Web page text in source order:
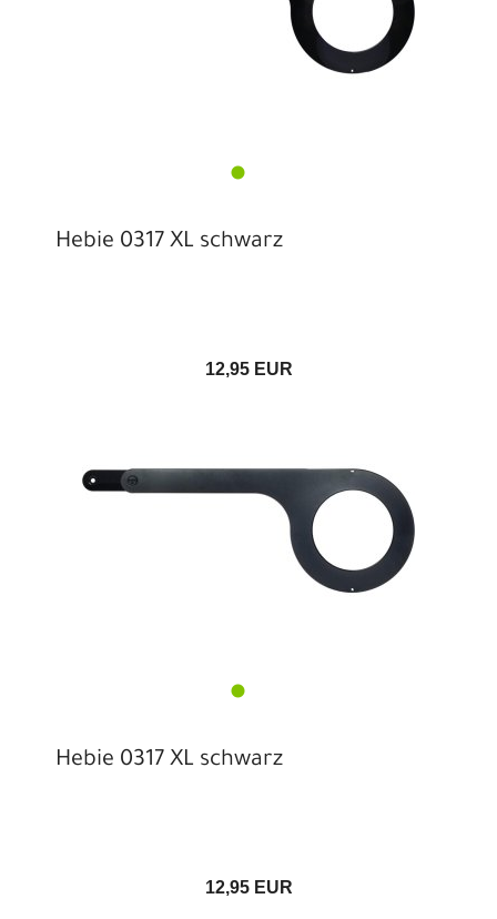
Hebie 0317 XL schwarz
12,95 EUR
Hebie 0317 XL schwarz
12,95 EUR